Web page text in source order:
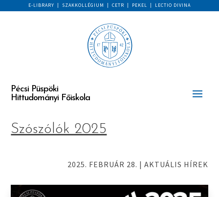
E-LIBRARY | SZAKKOLLÉGIUM | CETR | PEKEL | LECTIO DIVINA
Pécsi Püspöki
Hittudományi Főiskola
Szószólók 2025
2025. FEBRUÁR 28. | AKTUÁLIS HÍREK